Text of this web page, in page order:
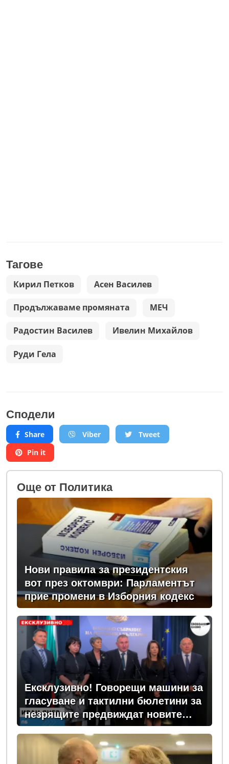
Тагове
Кирил Петков Асен Василев
Продължаваме промяната МЕЧ
Радостин Василев Ивелин Михайлов
Руди Гела
Сподели
Share Viber
Tweet
Pin it
Oще от Политика
Нови правила за президентския
вот през октомври: Парламентът
прие промени в Изборния кодекс
Ексклузивно! Говорещи машини за
гласуване и тактилни бюлетини за
незрящите предвиждат новите
изборни правила! (ВИДЕО)